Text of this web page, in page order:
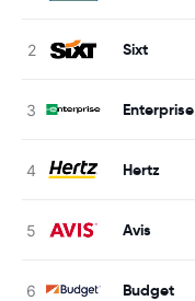
Sixt
Enterprise
Hertz
Avis
Budget